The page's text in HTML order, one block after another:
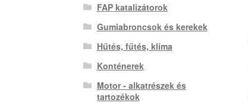
FAP katalizátorok
Gumiabroncsok és kerekek
Hűtés, fűtés, klíma
Konténerek
Motor - alkatrészek és
tartozékok